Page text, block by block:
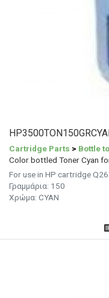
Cartridge Parts > Bottle
Color bottled Toner Cyan
For use in HP cartridge
Γραμμάρια: 150
Χρώμα: CYAN